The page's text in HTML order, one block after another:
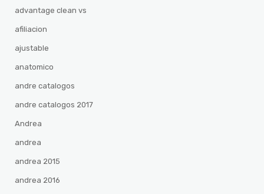
advantage clean vs
afiliacion
ajustable
anatomico
andre catalogos
andre catalogos 2017
Andrea
andrea
andrea 2015
andrea 2016